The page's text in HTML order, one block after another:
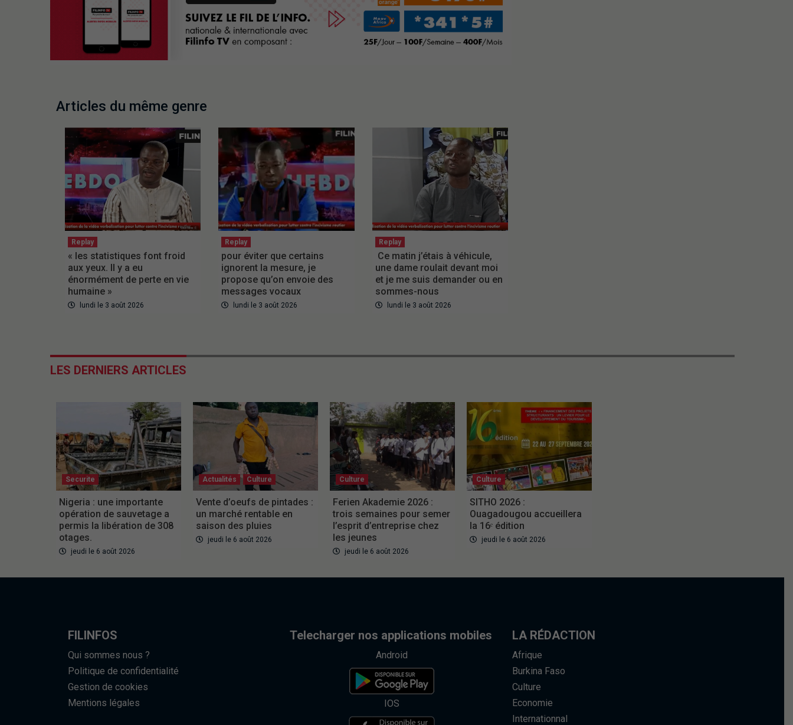
Articles du même genre
Replay
« les statistiques font froid
aux yeux. Il y a eu
énormément de perte en vie
humaine »
lundi le 3 août 2026
Replay
pour éviter que certains
ignorent la mesure, je
propose qu’on envoie des
messages vocaux
lundi le 3 août 2026
Replay
Ce matin j’étais à véhicule,
une dame roulait devant moi
et je me suis demander ou en
sommes-nous
lundi le 3 août 2026
LES DERNIERS ARTICLES
Securite
Nigeria : une importante
opération de sauvetage a
permis la libération de 308
otages.
jeudi le 6 août 2026
Actualités Culture
Vente d’oeufs de pintades :
un marché rentable en
saison des pluies
jeudi le 6 août 2026
Culture
Ferien Akademie 2026 :
trois semaines pour semer
l’esprit d’entreprise chez
les jeunes
jeudi le 6 août 2026
Culture
SITHO 2026 :
Ouagadougou accueillera
la 16ᵉ édition
jeudi le 6 août 2026
FILINFOS
Qui sommes nous ?
Politique de confidentialité
Gestion de cookies
Mentions légales
Telecharger nos applications mobiles
Android
IOS
LA RÉDACTION
Afrique
Burkina Faso
Culture
Economie
Internationnal